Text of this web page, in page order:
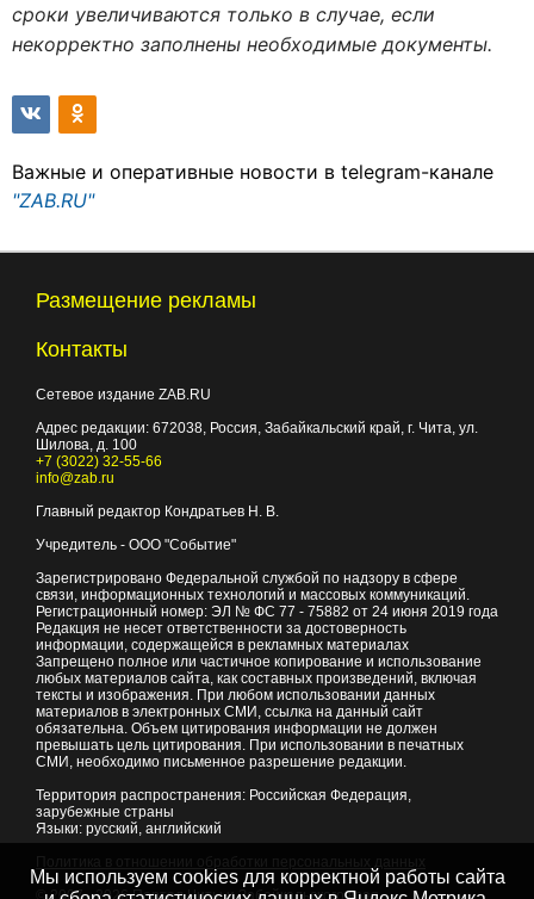
сроки увеличиваются только в случае, если
некорректно заполнены необходимые документы.
Важные и оперативные новости в telegram-канале
"ZAB.RU"
Размещение рекламы
Контакты
Сетевое издание ZAB.RU
Адрес редакции: 672038 , Россия, Забайкальский край, г. Чита ул.
Шилова, д. 100
+7 (3022) 32-55-66
info@zab.ru
Главный редактор Кондратьев Н. В.
Учредитель - ООО "Событие"
Зарегистрировано Федеральной службой по надзору в сфере
связи, информационных технологий и массовых коммуникаций.
Регистрационный номер: ЭЛ № ФС 77 - 75882 от 24 июня 2019 года
Редакция не несет ответственности за достоверность
информации, содержащейся в рекламных материалах
Запрещено полное или частичное копирование и использование
любых материалов сайта, как составных произведений, включая
тексты и изображения. При любом использовании данных
материалов в электронных СМИ, ссылка на данный сайт
обязательна. Объем цитирования информации не должен
превышать цель цитирования. При использовании в печатных
СМИ, необходимо письменное разрешение редакции.
Территория распространения: Российская Федерация,
зарубежные страны
Языки: русский, английский
© 2007 - 2026Портал Читы и Забайкальского края
Мы используем cookies для корректной работы сайта